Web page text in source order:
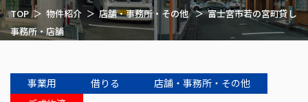
TOP 物件紹介 店舗・事務所・その他
富士宮市若の宮町貸し
事務所・店舗
事業用 借りる
店舗・事務所・その他